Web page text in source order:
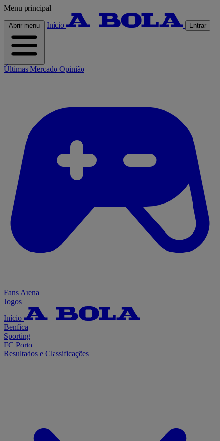
Menu principal
Abrir menu Início Entrar
Últimas Mercado Opinião
Fans Arena
Jogos
Início
Benfica
Sporting
FC Porto
Resultados e Classificações